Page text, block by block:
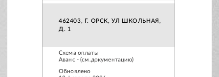
462403, Г. ОРСК, УЛ ШКОЛЬНАЯ,
Д. 1
Схема оплаты
Аванс - (см.документацию)
Обновлено